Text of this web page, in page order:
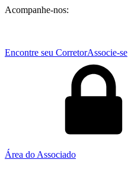
Acompanhe-nos:
Encontre seu CorretorAssocie-se
Área do Associado